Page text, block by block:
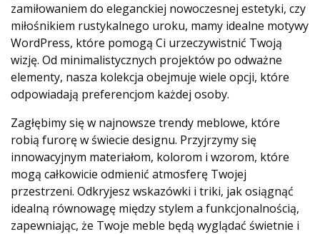
zamiłowaniem do eleganckiej nowoczesnej estetyki, czy
miłośnikiem rustykalnego uroku, mamy idealne motywy
WordPress, które pomogą Ci urzeczywistnić Twoją
wizję. Od minimalistycznych projektów po odważne
elementy, nasza kolekcja obejmuje wiele opcji, które
odpowiadają preferencjom każdej osoby.
Zagłębimy się w najnowsze trendy meblowe, które
robią furorę w świecie designu. Przyjrzymy się
innowacyjnym materiałom, kolorom i wzorom, które
mogą całkowicie odmienić atmosferę Twojej
przestrzeni. Odkryjesz wskazówki i triki, jak osiągnąć
idealną równowagę między stylem a funkcjonalnością,
zapewniając, że Twoje meble będą wyglądać świetnie i